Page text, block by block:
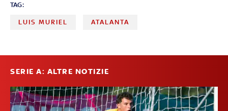
TAG:
LUIS MURIEL ATALANTA
SERIE A: ALTRE NOTIZIE